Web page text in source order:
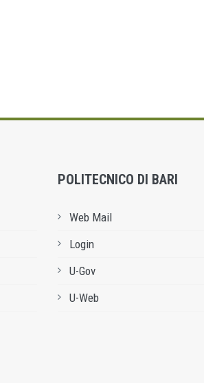
POLITECNICO DI BARI
Web Mail
Login
U-Gov
U-Web